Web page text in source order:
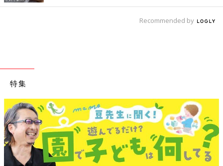
Recommended by
特集
【親子で出会う、はじめての景色】成田空港から広がる親子のおで
かけガイド